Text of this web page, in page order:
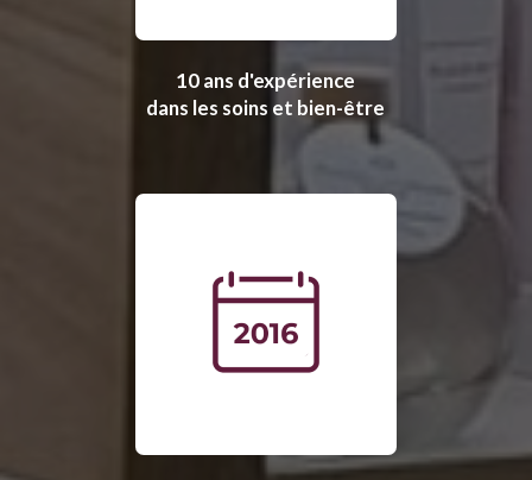
10 ans d'expérience
dans les soins et bien-être